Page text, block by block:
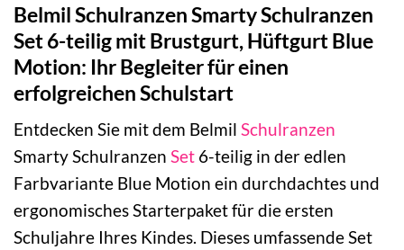
Belmil Schulranzen Smarty Schulranzen
Set 6-teilig mit Brustgurt, Hüftgurt Blue
Motion: Ihr Begleiter für einen
erfolgreichen Schulstart
Entdecken Sie mit dem Belmil Schulranzen
Smarty Schulranzen Set 6-teilig in der edlen
Farbvariante Blue Motion ein durchdachtes und
ergonomisches Starterpaket für die ersten
Schuljahre Ihres Kindes. Dieses umfassende Set